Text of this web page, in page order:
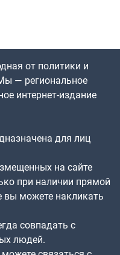
от политики и
— региональное
интернет-издание
для лиц
на сайте
при наличии прямой
вы можете накликать
совпадать с
людей.